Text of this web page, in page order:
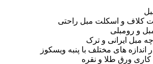
کلاف و اسکلت مبل راحتی
و رومبلی
مبل ایرانی و ترک
های مختلف با پنبه ویسکوز
ورق طلا و نقره